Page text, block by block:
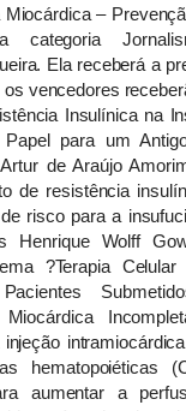
–
categoria
Ela receberá a
vencedores
Insulínica na
Papel para um
de Araújo
de resistência
risco para a
Henrique Wolff
?Terapia
Miocárdica
hematopoiéticas
aumentar a